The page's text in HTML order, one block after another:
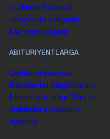
tuzilmasi
Rektorat
Universitet kengashi
Me'yoriy hujjatlar
ABITURIYENTLARGA
Qabul komissiyasi
Bakalavriat Magistratura
Ikkinchi oliy taʼlim Bilim va
malakalarni baholash
agentligi